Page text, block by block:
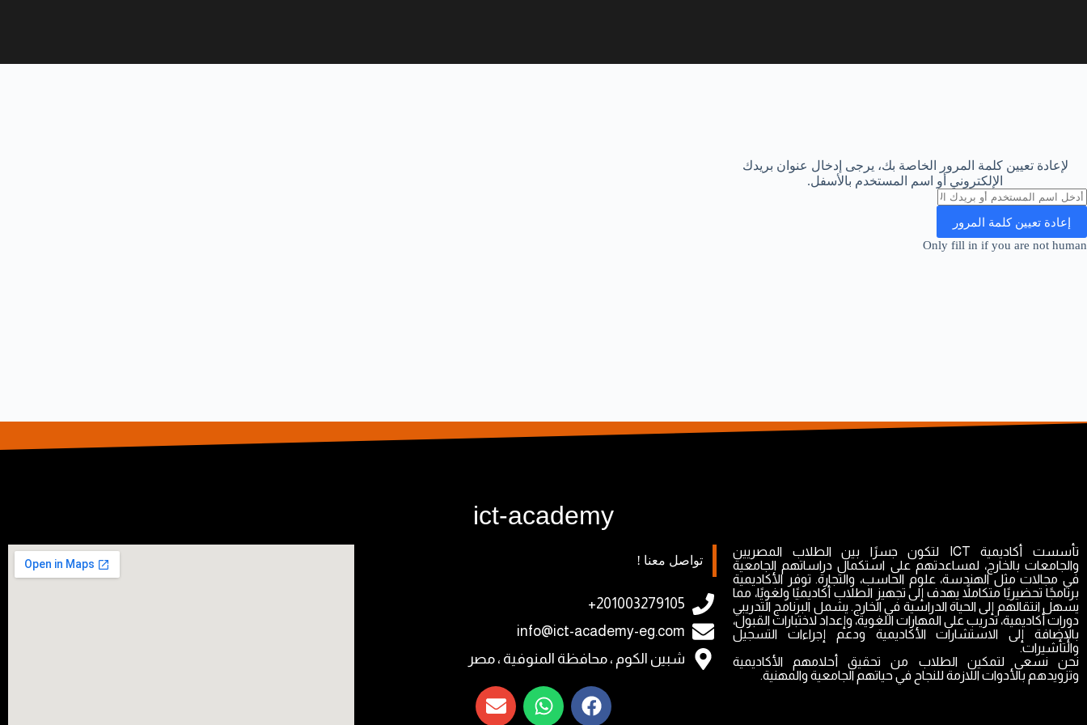
لإعادة تعيين كلمة المرور الخاصة بك، يرجى إدخال عنوان بريدك
الإلكتروني أو اسم المستخدم بالأسفل.
Only fill in if you are not human
ict-academy
تأسست أكاديمية ICT لتكون جسرًا بين الطلاب المصريين
والجامعات بالخارج، لمساعدتهم على استكمال دراساتهم الجامعية
في مجالات مثل الهندسة، علوم الحاسب، والتجارة. توفر الأكاديمية
برنامجًا تحضيريًا متكاملاً يهدف إلى تجهيز الطلاب أكاديميًا ولغويًا، مما
يسهل انتقالهم إلى الحياة الدراسية في الخارج. يشمل البرنامج التدريبي
دورات أكاديمية، تدريب على المهارات اللغوية، وإعداد لاختبارات القبول،
بالإضافة إلى الاستشارات الأكاديمية ودعم إجراءات التسجيل
والتأشيرات.
نحن نسعى لتمكين الطلاب من تحقيق أحلامهم الأكاديمية
وتزويدهم بالأدوات اللازمة للنجاح في حياتهم الجامعية والمهنية.
تواصل معنا !
201003279105+
info@ict-academy-eg.com
شبين الكوم ، محافظة المنوفية ، مصر